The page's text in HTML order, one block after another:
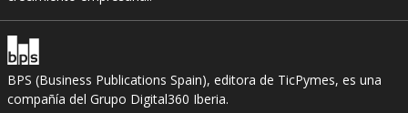
BPS (Business Publications Spain), editora de TicPymes, es una
compañía del Grupo Digital360 Iberia.